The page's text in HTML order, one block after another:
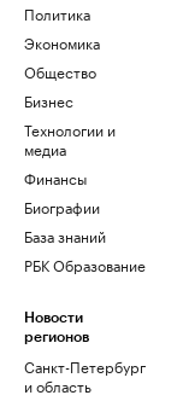
Политика
Экономика
Общество
Бизнес
Технологии и
медиа
Финансы
Биографии
База знаний
РБК Образование
Новости
регионов
Санкт-Петербург
и область